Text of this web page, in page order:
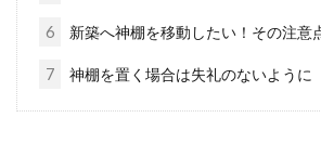
分譲マンションを検討
ントのひとつにとして
みてはいかが...
6 新築へ神棚を移動したい！その注意
7 神棚を置く場合は失礼のないように